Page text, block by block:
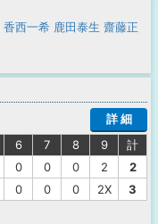
香西一希 鹿田泰生 齋藤正
詳 細
6 7 8 9
計
0 0 0 2
2
0 0 0 2X
3